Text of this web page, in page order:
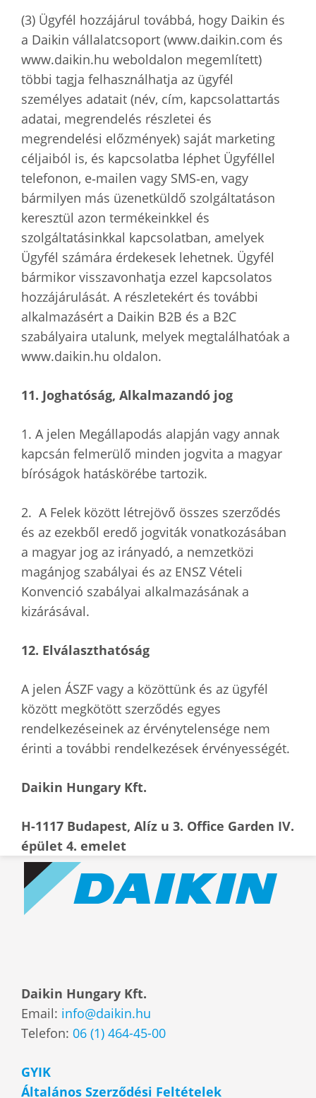
(3) Ügyfél hozzájárul továbbá, hogy Daikin és
a Daikin vállalatcsoport (www.daikin.com és
www.daikin.hu weboldalon megemlített)
többi tagja felhasználhatja az ügyfél
személyes adatait (név, cím, kapcsolattartás
adatai, megrendelés részletei és
megrendelési előzmények) saját marketing
céljaiból is, és kapcsolatba léphet Ügyféllel
telefonon, e‐mailen vagy SMS‐en, vagy
bármilyen más üzenetküldő szolgáltatáson
keresztül azon termékeinkkel és
szolgáltatásinkkal kapcsolatban, amelyek
Ügyfél számára érdekesek lehetnek. Ügyfél
bármikor visszavonhatja ezzel kapcsolatos
hozzájárulását. A részletekért és további
alkalmazásért a Daikin B2B és a B2C
szabályaira utalunk, melyek megtalálhatóak a
www.daikin.hu oldalon.
11. Joghatóság, Alkalmazandó jog
1. A jelen Megállapodás alapján vagy annak
kapcsán felmerülő minden jogvita a magyar
bíróságok hatáskörébe tartozik.
2. A Felek között létrejövő összes szerződés
és az ezekből eredő jogviták vonatkozásában
a magyar jog az irányadó, a nemzetközi
magánjog szabályai és az ENSZ Vételi
Konvenció szabályai alkalmazásának a
kizárásával.
12. Elválaszthatóság
A jelen ÁSZF vagy a közöttünk és az ügyfél
között megkötött szerződés egyes
rendelkezéseinek az érvénytelensége nem
érinti a további rendelkezések érvényességét.
Daikin Hungary Kft.
H-1117 Budapest, Alíz u 3. Office Garden IV.
épület 4. emelet
Daikin Hungary Kft.
Email: info@daikin.hu
Telefon: 06 (1) 464-45-00
GYIK
Általános Szerződési Feltételek